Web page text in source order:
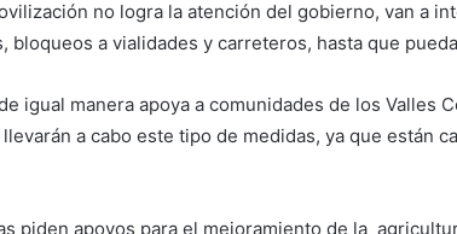
no logra la atención del gobierno, van a
bloqueos a vialidades y carreteros, hasta que
igual manera apoya a comunidades de los Valles
a cabo este tipo de medidas, ya que están
piden apoyos para el mejoramiento de la